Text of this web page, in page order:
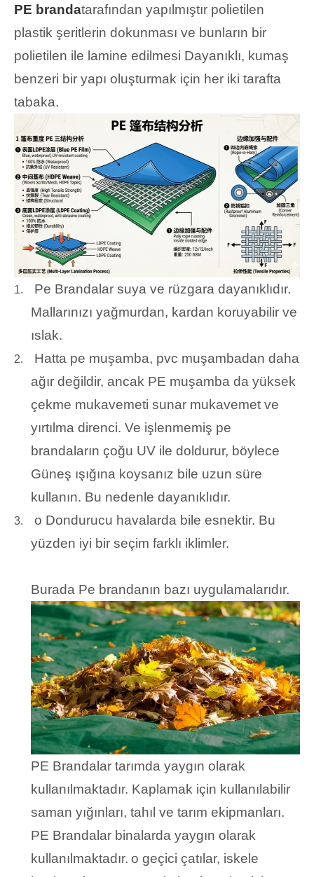
PE brandatarafından yapılmıştır polietilen
plastik şeritlerin dokunması ve bunların bir
polietilen ile lamine edilmesi Dayanıklı, kumaş
benzeri bir yapı oluşturmak için her iki tarafta
tabaka.
1.
Pe Brandalar suya ve rüzgara dayanıklıdır.
Mallarınızı yağmurdan, kardan koruyabilir ve
ıslak.
2.
Hatta pe muşamba, pvc muşambadan daha
ağır değildir, ancak PE muşamba da yüksek
çekme mukavemeti sunar mukavemet ve
yırtılma direnci. Ve işlenmemiş pe
brandaların çoğu UV ile doldurur, böylece
Güneş ışığına koysanız bile uzun süre
kullanın. Bu nedenle dayanıklıdır.
3.
o Dondurucu havalarda bile esnektir. Bu
yüzden iyi bir seçim farklı iklimler.
Burada Pe brandanın bazı uygulamalarıdır.
PE Brandalar tarımda yaygın olarak
kullanılmaktadır. Kaplamak için kullanılabilir
saman yığınları, tahıl ve tarım ekipmanları.
PE Brandalar binalarda yaygın olarak
kullanılmaktadır. o geçici çatılar, iskele